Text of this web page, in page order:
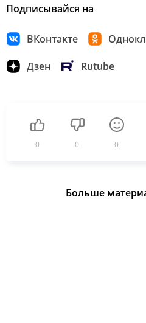
Подписывайся на
ВКонтакте
Дзен Rutube
0 0 0
Больше